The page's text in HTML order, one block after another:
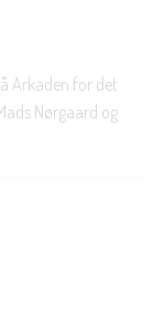
Arkaden for det
Nørgaard og